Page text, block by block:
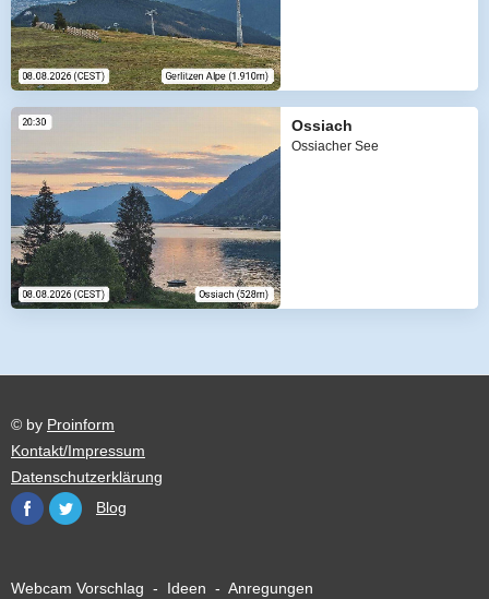
Ossiach
Ossiacher See
© by Proinform
Kontakt/Impressum
Datenschutzerklärung
Blog
Webcam Vorschlag - Ideen - Anregungen